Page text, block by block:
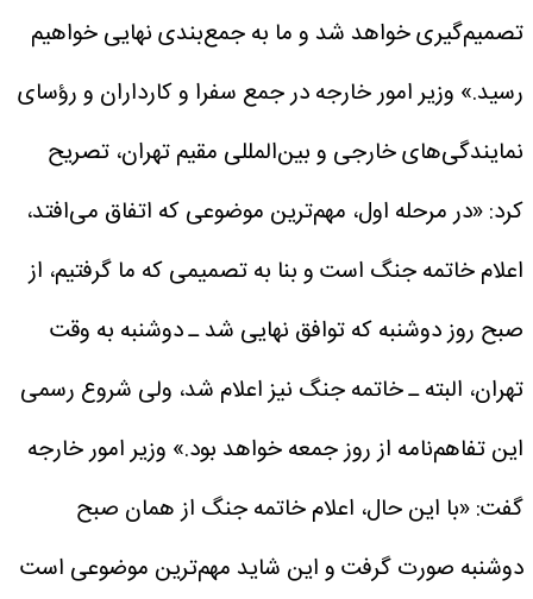
تصمیم‌گیری خواهد شد و ما به جمع‌بندی نهایی خواهیم
رسید.» وزیر امور خارجه در جمع سفرا و کارداران و رؤسای
نمایندگی‌های خارجی و بین‌المللی مقیم تهران، تصریح
کرد: «در مرحله اول، مهم‌ترین موضوعی که اتفاق می‌افتد،
اعلام خاتمه جنگ است و بنا به تصمیمی که ما گرفتیم، از
صبح روز دوشنبه که توافق نهایی شد ـ دوشنبه به وقت
تهران، البته ـ خاتمه جنگ نیز اعلام شد، ولی شروع رسمی
این تفاهم‌نامه از روز جمعه خواهد بود.» وزیر امور خارجه
گفت: «با این حال، اعلام خاتمه جنگ از همان صبح
دوشنبه صورت گرفت و این شاید مهم‌ترین موضوعی است